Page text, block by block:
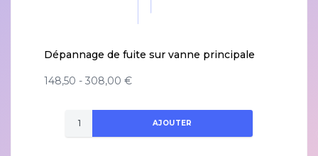
Dépannage de fuite sur vanne principale
148,50 - 308,00 €
AJOUTER